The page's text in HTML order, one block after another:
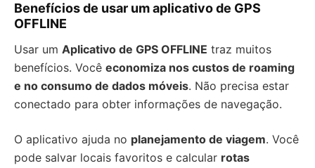
Benefícios de usar um aplicativo de GPS
OFFLINE
Usar um Aplicativo de GPS OFFLINE traz muitos
benefícios. Você economiza nos custos de roaming
e no consumo de dados móveis. Não precisa estar
conectado para obter informações de navegação.
O aplicativo ajuda no planejamento de viagem. Você
pode salvar locais favoritos e calcular rotas